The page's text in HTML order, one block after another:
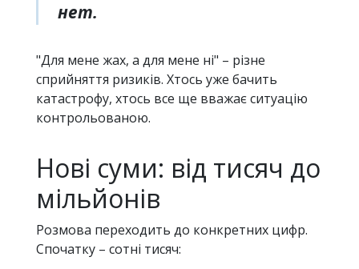
нет.
"Для мене жах, а для мене ні" – різне
сприйняття ризиків. Хтось уже бачить
катастрофу, хтось все ще вважає ситуацію
контрольованою.
Нові суми: від тисяч до
мільйонів
Розмова переходить до конкретних цифр.
Спочатку – сотні тисяч: